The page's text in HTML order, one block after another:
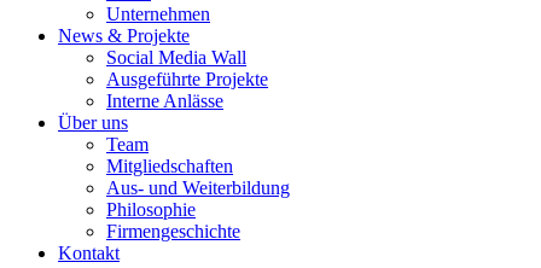
Unternehmen
News & Projekte
Social Media Wall
Ausgeführte Projekte
Interne Anlässe
Über uns
Team
Mitgliedschaften
Aus- und Weiterbildung
Philosophie
Firmengeschichte
Kontakt